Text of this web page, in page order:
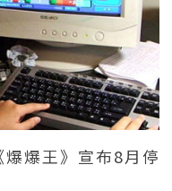
爆王》宣布8月停